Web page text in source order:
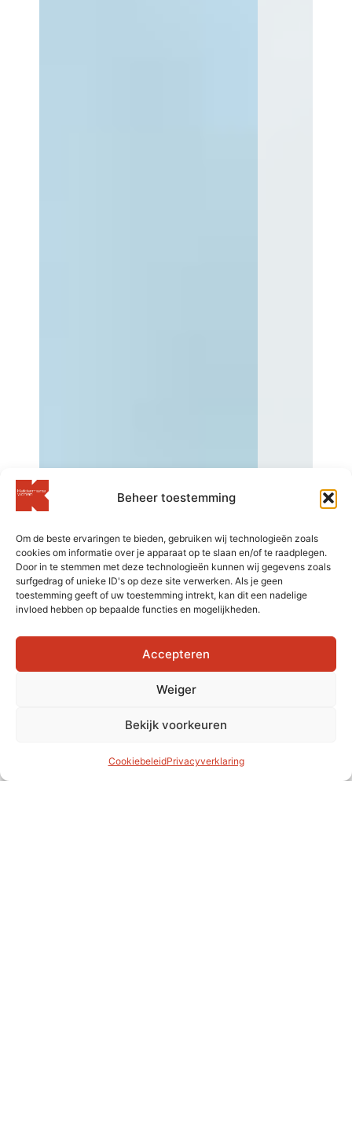
Beheer toestemming
Om de beste ervaringen te bieden, gebruiken wij technologieën zoals
cookies om informatie over je apparaat op te slaan en/of te raadplegen.
Door in te stemmen met deze technologieën kunnen wij gegevens zoals
surfgedrag of unieke ID's op deze site verwerken. Als je geen
toestemming geeft of uw toestemming intrekt, kan dit een nadelige
invloed hebben op bepaalde functies en mogelijkheden.
Accepteren
Weiger
Bekijk voorkeuren
CookiebeleidPrivacyverklaring